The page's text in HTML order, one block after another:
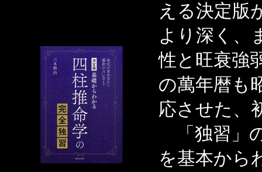
える決定版
より深く、
性と旺衰強
の萬年暦も
応させた、
「独習」
を基本から